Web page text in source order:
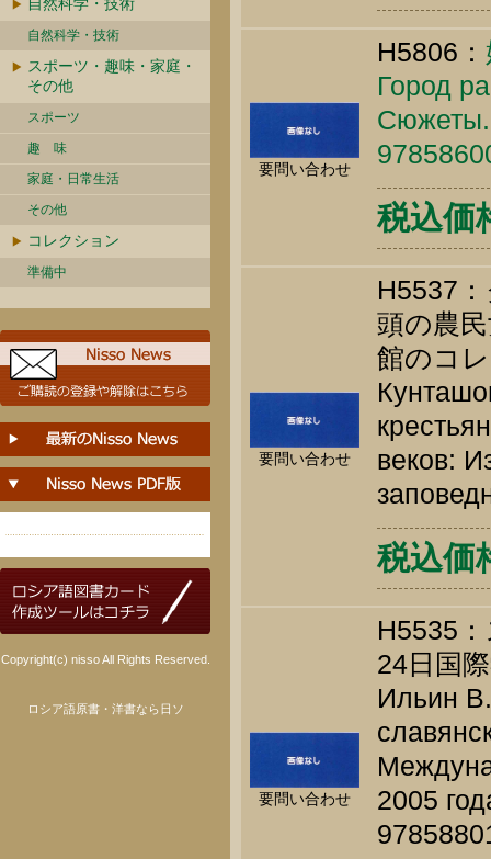
自然科学・技術
スポーツ・趣味・家庭・
その他
スポーツ
趣 味
家庭・日常生活
その他
コレクション
準備中
Copyright(c) nisso All Rights Reserved.
ロシア語原書・洋書なら日ソ
要問い合わせ
H5806：
Город
税込価
要問い合わせ
H5537
頭の農
館のコ
веков:
税込価
要問い合わせ
H5535
24日国
Ильин
2005